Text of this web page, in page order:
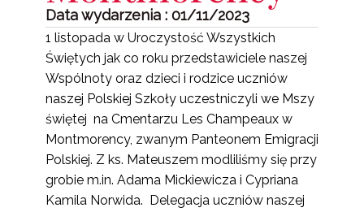
Data wydarzenia : 01/11/2023
1 listopada w Uroczystość Wszystkich
Świętych jak co roku przedstawiciele naszej
Wspólnoty oraz dzieci i rodzice uczniów
naszej Polskiej Szkoły uczestniczyli we Mszy
świętej na Cmentarzu Les Champeaux w
Montmorency, zwanym Panteonem Emigracji
Polskiej. Z ks. Mateuszem modliliśmy się przy
grobie m.in. Adama Mickiewicza i Cypriana
Kamila Norwida. Delegacja uczniów naszej